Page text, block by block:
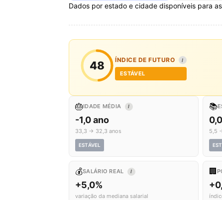
Dados por estado e cidade disponíveis para
48 ÍNDICE DE FUTURO I
ESTÁVEL
🎂IDADE MÉDIA I
-1,0 ano
33,3 → 32,3 anos
ESTÁVEL
📚
0,0
5,5
💰SALÁRIO REAL I
+5,0%
variação da mediana salarial
🏢